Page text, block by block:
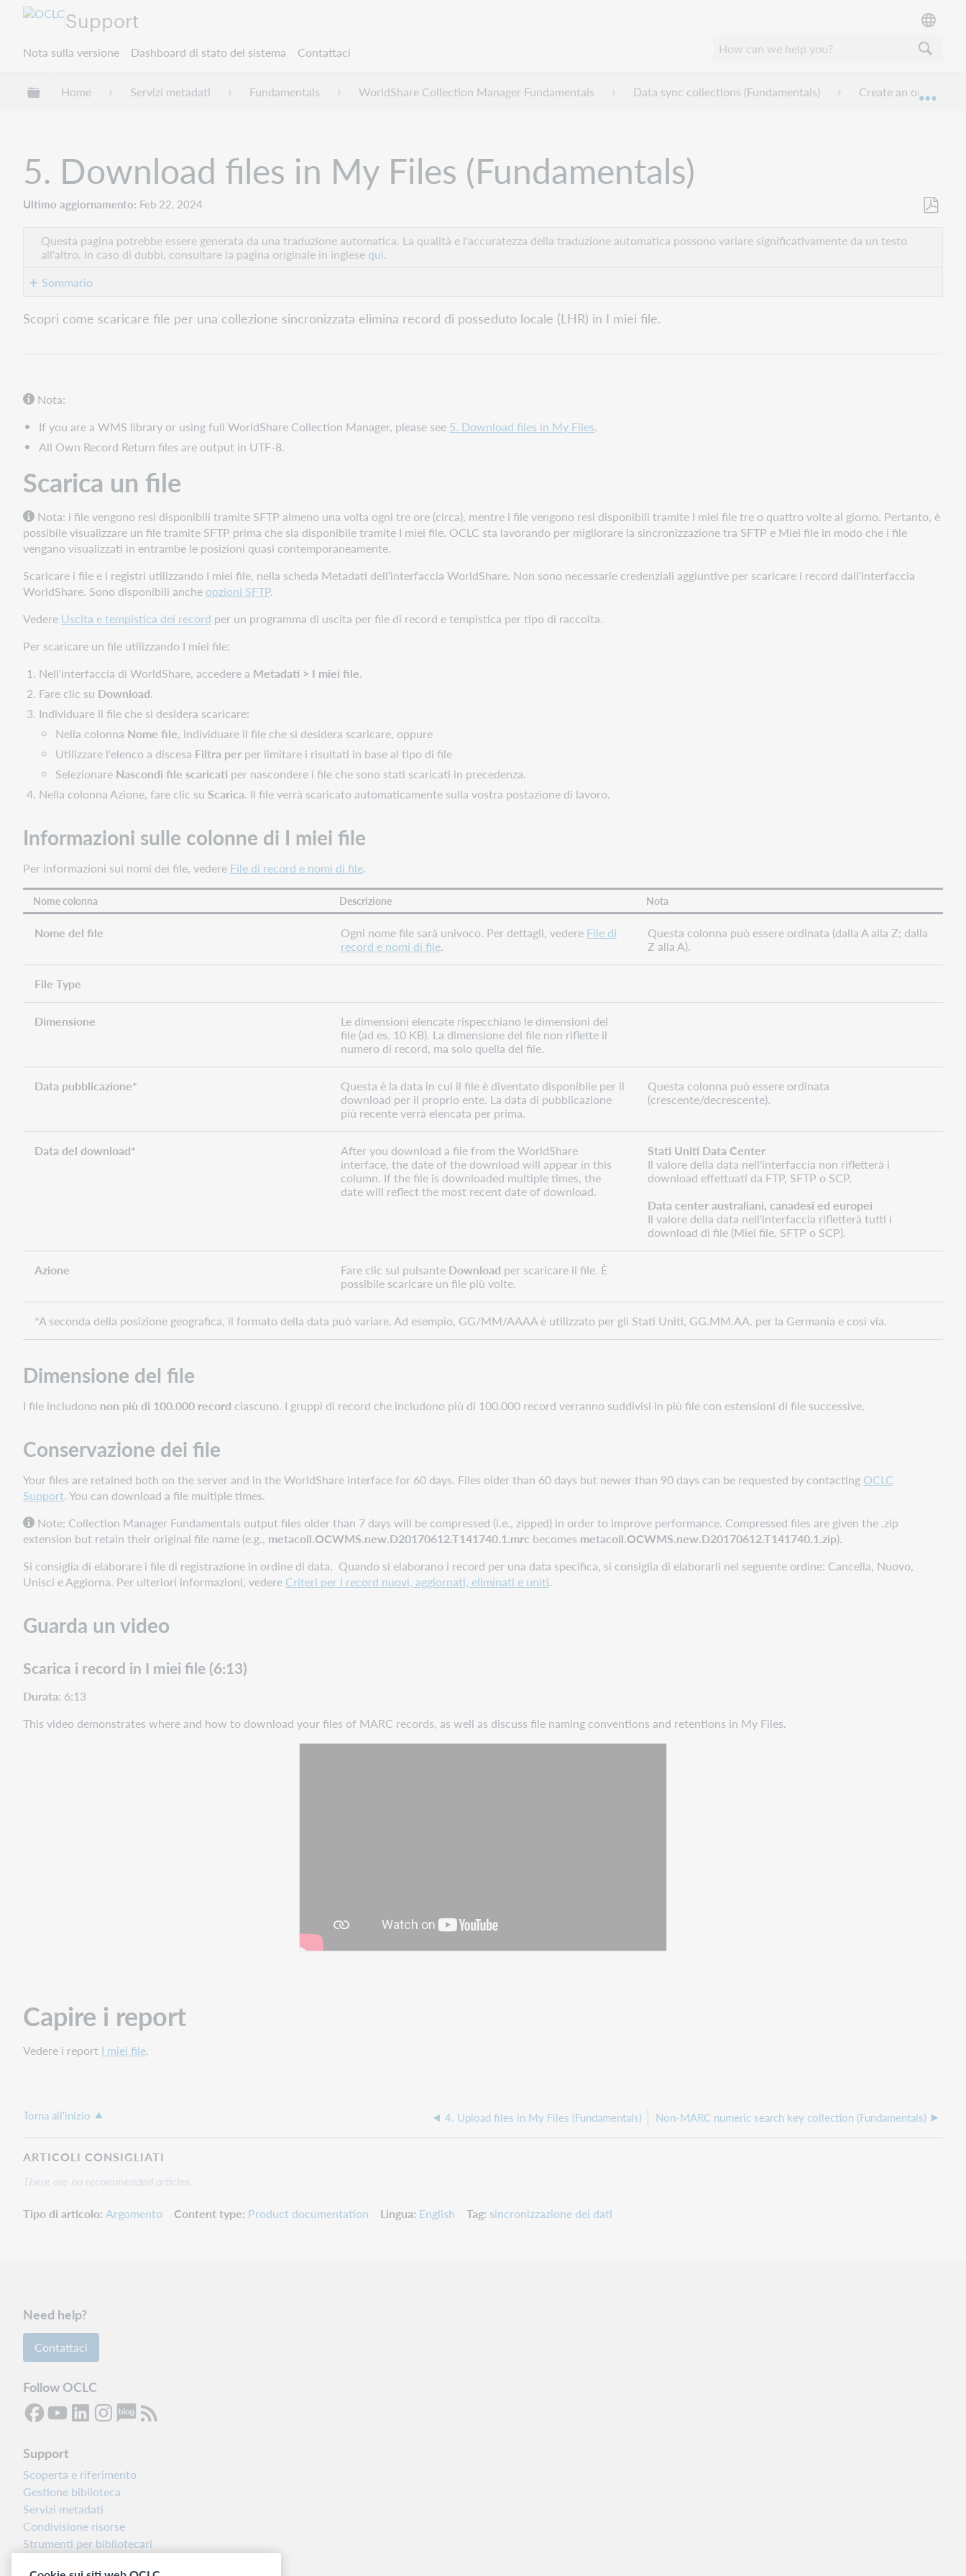
Support
Nota sulla versione Dashboard di stato del sistema Contattaci
Espandi/comprimi la gerarchia globale
Home Servizi metadati Fundamentals WorldShare Collection Manager Fundamentals Data sync collections (Fundamentals) Create an ongoing
5. Download files in My Files (Fundamentals)
Ultimo aggiornamento Feb 22, 2024
Questa pagina potrebbe essere generata da una traduzione automatica. La qualità e l'accuratezza della traduzione automatica possono variare significativamente da un testo
all'altro. In caso di dubbi, consultare la pagina originale in inglese qui.
Sommario
Scarica
un
colonne
I
miei
Dimensione
del
file
Conservazione
dei
Capire
i
report
Scopri come scaricare file per una collezione sincronizzata elimina record di posseduto locale (LHR) in I miei file.
Nota:
If you are a WMS library or using full WorldShare Collection Manager, please see 5. Download files in My Files.
All Own Record Return files are output in UTF-8.
Scarica un file
Nota: i file vengono resi disponibili tramite SFTP almeno una volta ogni tre ore (circa), mentre i file vengono resi disponibili tramite I miei file tre o quattro volte al giorno. Pertanto, è
possibile visualizzare un file tramite SFTP prima che sia disponibile tramite I miei file. OCLC sta lavorando per migliorare la sincronizzazione tra SFTP e Miei file in modo che i file
vengano visualizzati in entrambe le posizioni quasi contemporaneamente.
Scaricare i file e i registri utilizzando I miei file, nella scheda Metadati dell'interfaccia WorldShare. Non sono necessarie credenziali aggiuntive per scaricare i record dall'interfaccia
WorldShare. Sono disponibili anche opzioni SFTP.
Vedere Uscita e tempistica dei record per un programma di uscita per file di record e tempistica per tipo di raccolta.
Per scaricare un file utilizzando I miei file:
Nell'interfaccia di WorldShare, accedere a Metadati > I miei file.
Fare clic su Download.
Individuare il file che si desidera scaricare:
Nella colonna Nome file, individuare il file che si desidera scaricare, oppure
Utilizzare l'elenco a discesa Filtra perper limitare i risultati in base al tipo di file
Selezionare Nascondi file scaricati per nascondere i file che sono stati scaricati in precedenza.
Nella colonna Azione, fare clic su Scarica. Il file verrà scaricato automaticamente sulla vostra postazione di lavoro.
Informazioni sulle colonne di I miei file
Per informazioni sui nomi dei file, vedere File di record e nomi di file.
Nome colonna Descrizione Nota
Nome del file Ogni nome file sarà univoco. Per dettagli, vedere File di
record e nomi di file.
Questa colonna può essere ordinata (dalla A alla Z; dalla
Z alla A).
File Type
Dimensione
Le dimensioni elencate rispecchiano le dimensioni del
file (ad es. 10 KB). La dimensione del file non riflette il
numero di record, ma solo quella del file.
Data pubblicazione*
Questa è la data in cui il file è diventato disponibile per il
download per il proprio ente. La data di pubblicazione
più recente verrà elencata per prima.
Questa colonna può essere ordinata
(crescente/decrescente).
Data del download*
After you download a file from the WorldShare
interface, the date of the download will appear in this
column. If the file is downloaded multiple times, the
date will reflect the most recent date of download.
Stati Uniti Data Center
Il valore della data nell'interfaccia non rifletterà i
download effettuati da FTP, SFTP o SCP.
Data center australiani, canadesi ed europei
Il valore della data nell'interfaccia rifletterà tutti i
download di file (Miei file, SFTP o SCP).
Azione Fare clic sul pulsante Download per scaricare il file. È
possibile scaricare un file più volte.
*A seconda della posizione geografica, il formato della data può variare. Ad esempio, GG/MM/AAAA è utilizzato per gli Stati Uniti, GG.MM.AA. per la Germania e così via.
Dimensione del file
I file includono non più di 100.000 record ciascuno. I gruppi di record che includono più di 100.000 record verranno suddivisi in più file con estensioni di file successive.
Conservazione dei file
Your files are retained both on the server and in the WorldShare interface for 60 days. Files older than 60 days but newer than 90 days can be requested by contacting OCLC
Support. You can download a file multiple times.
Note: Collection Manager Fundamentals output files older than 7 days will be compressed (i.e., zipped) in order to improve performance. Compressed files are given the .zip
extension but retain their original file name (e.g., metacoll.OCWMS.new.D20170612.T141740.1.mrc becomes metacoll.OCWMS.new.D20170612.T141740.1.zip).
Si consiglia di elaborare i file di registrazione in ordine di data. Quando si elaborano i record per una data specifica, si consiglia di elaborarli nel seguente ordine: Cancella, Nuovo,
Unisci e Aggiorna. Per ulteriori informazioni, vedere Criteri per i record nuovi, aggiornati, eliminati e uniti.
Guarda un video
Scarica i record in I miei file (6:13)
Durata: 6:13
This video demonstrates where and how to download your files of MARC records, as well as discuss file naming conventions and retentions in My Files.
Capire i report
Vedere i report I miei file.
Torna all'inizio 4. Upload files in My Files (Fundamentals) Non-MARC numeric search key collection (Fundamentals)
ARTICOLI CONSIGLIATI
There are no recommended articles.
Tipo di articolo Argomento Content type Product documentation Lingua English Tag sincronizzazione dei dati
Need help?
Contattaci
Follow OCLC
Support
Scoperta e riferimento
Gestione biblioteca
Servizi metadati
Condivisione risorse
Strumenti per bibliotecari